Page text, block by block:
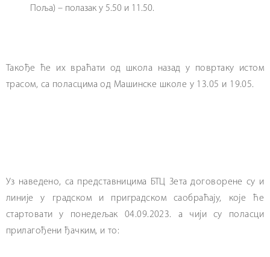
Поља) – полазак у 5.50 и 11.50.
Такође ће их враћати од школа назад у повртаку истом
трасом, са поласцима од Машинске школе у 13.05 и 19.05.
Уз наведено, са представницима БТЦ Зета договорене су и
линије у градском и приградском саобраћају, које ће
стартовати у понедељак 04.09.2023. а чији су поласци
прилагођени ђачким, и то: